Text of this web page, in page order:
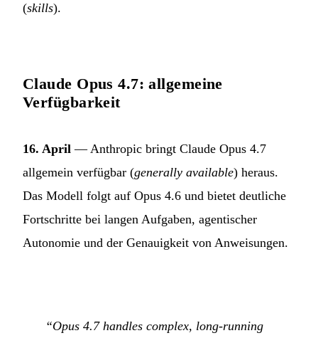
(skills).
Claude Opus 4.7: allgemeine
Verfügbarkeit
16. April — Anthropic bringt Claude Opus 4.7
allgemein verfügbar (generally available) heraus.
Das Modell folgt auf Opus 4.6 und bietet deutliche
Fortschritte bei langen Aufgaben, agentischer
Autonomie und der Genauigkeit von Anweisungen.
“Opus 4.7 handles complex, long-running